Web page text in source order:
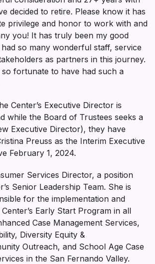
decided to retire. Please know it has
privilege and honor to work with and
you! It has truly been my good
so many wonderful staff, service
as partners in this journey.
so fortunate to have had such a
Center’s Executive Director is
while the Board of Trustees seeks a
Executive Director), they have
Preuss as the Interim Executive
February 1, 2024.
Services Director, a position
Senior Leadership Team. She is
for the implementation and
Early Start Program in all
Case Management Services,
Diversity Equity &
Outreach, and School Age Case
in the San Fernando Valley.